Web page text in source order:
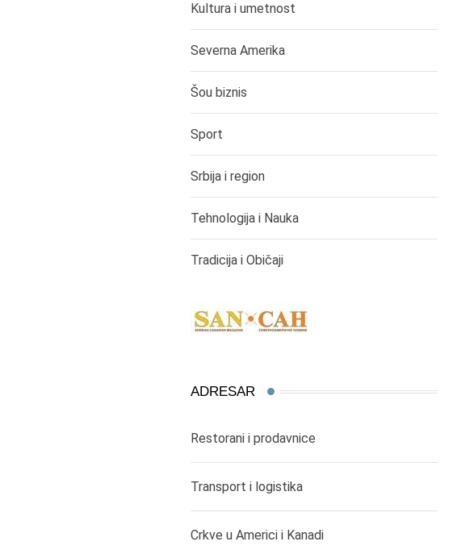
Kultura i umetnost
Severna Amerika
Šou biznis
Sport
Srbija i region
Tehnologija i Nauka
Tradicija i Običaji
ADRESAR
Restorani i prodavnice
Transport i logistika
Crkve u Americi i Kanadi